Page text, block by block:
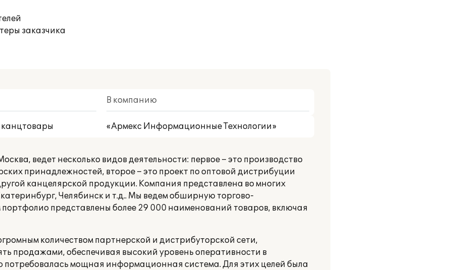
заказчика
В компанию
канцтовары «Армекс Информационные Технологии»
ведет несколько видов деятельности: первое – это производство
принадлежностей, второе – это проект по оптовой дистрибуции
канцелярской продукции. Компания представлена во многих
Челябинск и т.д.. Мы ведем обширную торгово-
представлены более 29 000 наименований товаров, включая
количеством партнерской и дистрибуторской сети,
продажами, обеспечивая высокий уровень оперативности в
потребовалась мощная информационная система. Для этих целей была